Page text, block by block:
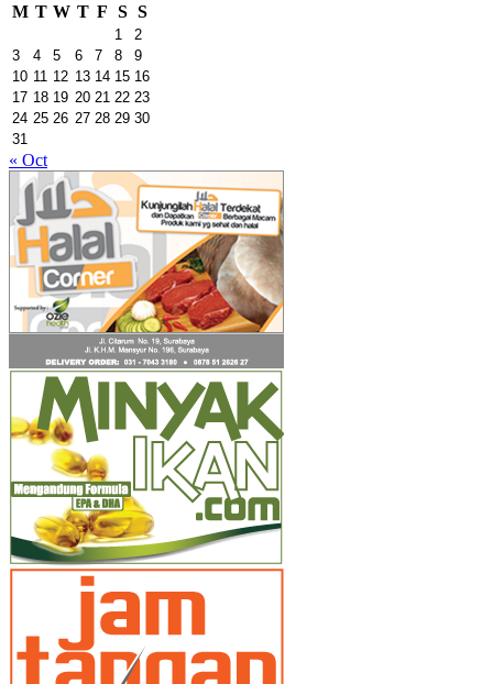
M T W T F S S
1
2
3
4 5 6 7 8
9
10 11 12 13 14 15 16
17 18 19 20 21 22 23
24 25 26 27 28 29 30
31
« Oct